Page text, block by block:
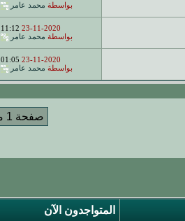
بواسطة محمد عامر
23-11-2020
11:12
بواسطة محمد عامر
23-11-2020
01:05
بواسطة محمد عامر
صفحة 1 من 34
المتواجدون الآن